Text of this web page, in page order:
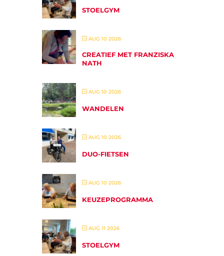
STOELGYM
AUG 10 2026
CREATIEF MET FRANZISKA
NATH
AUG 10 2026
WANDELEN
AUG 10 2026
DUO-FIETSEN
AUG 10 2026
KEUZEPROGRAMMA
AUG 11 2026
STOELGYM